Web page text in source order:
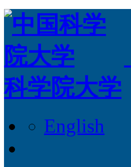
科学院大学
English